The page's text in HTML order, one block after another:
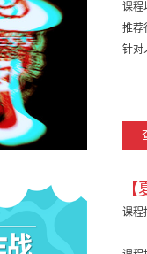
课程
推荐
针对
课程